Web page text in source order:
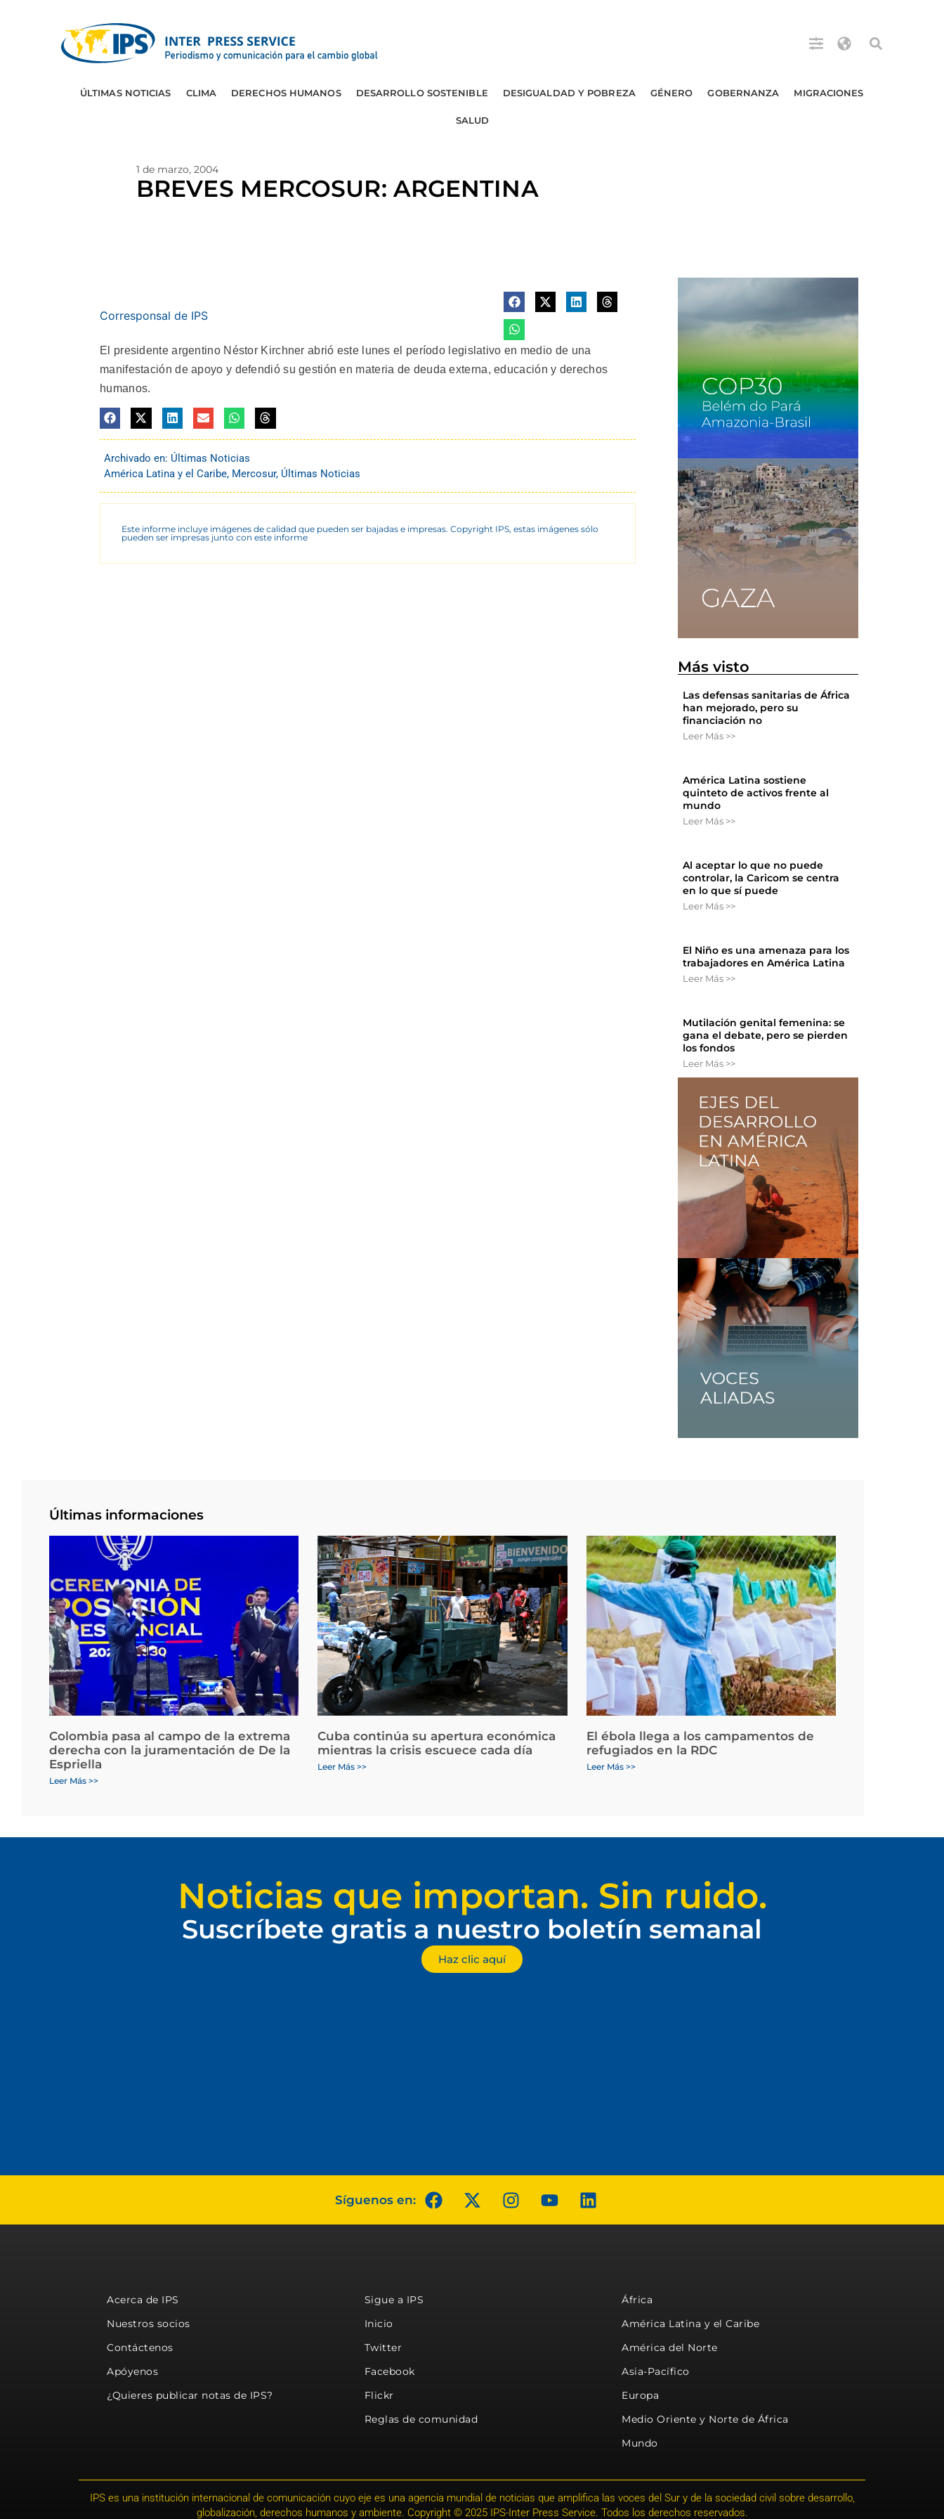
ÚLTIMAS NOTICIAS CLIMA DERECHOS HUMANOS DESARROLLO SOSTENIBLE DESIGUALDAD Y POBREZA GÉNERO GOBERNANZA MIGRACIONES
SALUD
1 de marzo, 2004
BREVES MERCOSUR: ARGENTINA
Corresponsal de IPS
El presidente argentino Néstor Kirchner abrió este lunes el período legislativo en medio de una
manifestación de apoyo y defendió su gestión en materia de deuda externa, educación y derechos
humanos.
Archivado en: Últimas Noticias
América Latina y el Caribe, Mercosur, Últimas Noticias
Este informe incluye imágenes de calidad que pueden ser bajadas e impresas. Copyright IPS, estas imágenes sólo
pueden ser impresas junto con este informe
Más visto
Las defensas sanitarias de África
han mejorado, pero su
financiación no
Leer Más >>
América Latina sostiene
quinteto de activos frente al
mundo
Leer Más >>
Al aceptar lo que no puede
controlar, la Caricom se centra
en lo que sí puede
Leer Más >>
El Niño es una amenaza para los
trabajadores en América Latina
Leer Más >>
Mutilación genital femenina: se
gana el debate, pero se pierden
los fondos
Leer Más >>
Últimas informaciones
Colombia pasa al campo de la extrema
derecha con la juramentación de De la
Espriella
Leer Más >>
Cuba continúa su apertura económica
mientras la crisis escuece cada día
Leer Más >>
El ébola llega a los campamentos de
refugiados en la RDC
Leer Más >>
Noticias que importan. Sin ruido.
Suscríbete gratis a nuestro boletín semanal
Haz clic aquí
Síguenos en:
Acerca de IPS
Nuestros socios
Contáctenos
Apóyenos
¿Quieres publicar notas de IPS?
Sigue a IPS
Inicio
Twitter
Facebook
Flickr
Reglas de comunidad
África
América Latina y el Caribe
América del Norte
Asia-Pacífico
Europa
Medio Oriente y Norte de África
Mundo
IPS es una institución internacional de comunicación cuyo eje es una agencia mundial de noticias que amplifica las voces del Sur y de la sociedad civil sobre desarrollo,
globalización, derechos humanos y ambiente. Copyright © 2025 IPS-Inter Press Service. Todos los derechos reservados.